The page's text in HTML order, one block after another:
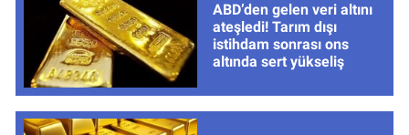
ABD’den gelen veri altını
ateşledi! Tarım dışı
istihdam sonrası ons
altında sert yükseliş